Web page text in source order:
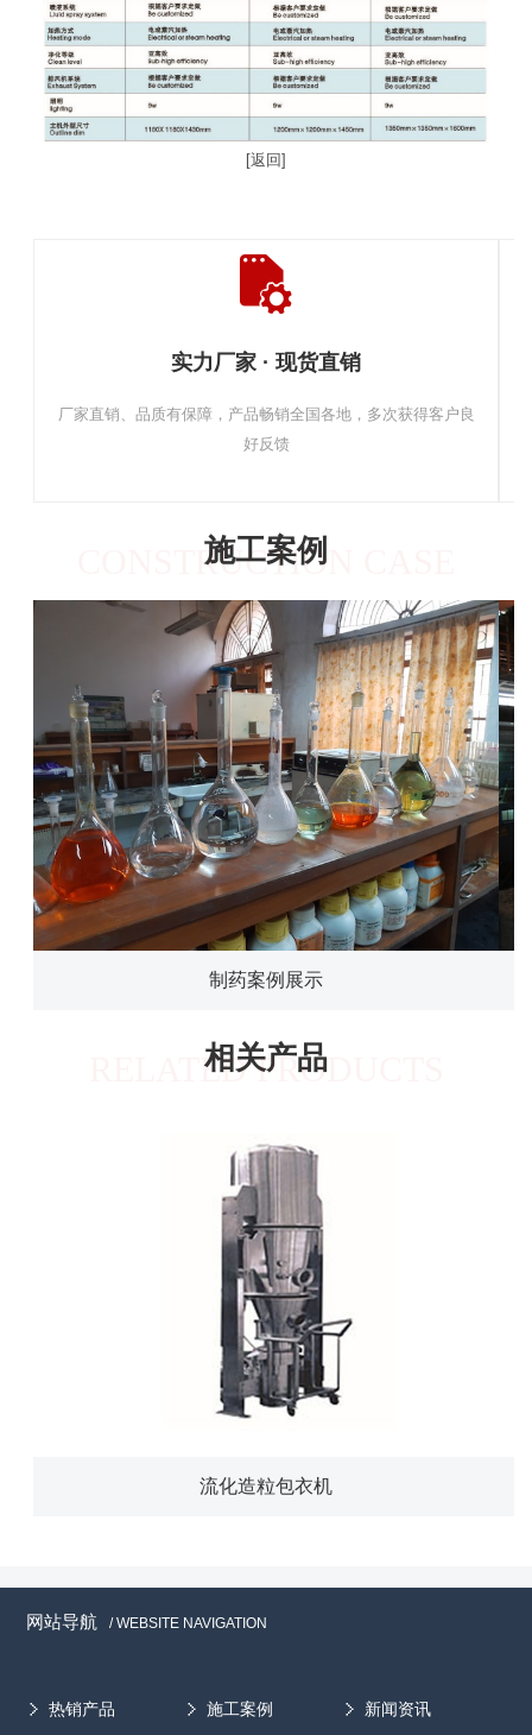
[返回]
实力厂家 · 现货直销
厂家直销、品质有保障，产品畅销全国各地，多次获得客户良
好反馈
施工案例
CONSTRUCTION CASE
制药案例展示
相关产品
RELATED PRODUCTS
流化造粒包衣机
网站导航 / WEBSITE NAVIGATION
热销产品 施工案例 新闻资讯